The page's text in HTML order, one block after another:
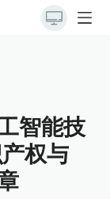
智能技
权与